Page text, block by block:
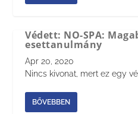
Védett: NO-SPA:
esettanulmány
Apr 20, 2020
Nincs kivonat, mert ez egy
BŐVEBBEN